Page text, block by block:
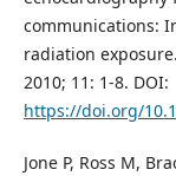
communications:
radiation
2010; 11: 1-8. DOI:
https://doi.org/
Jone P, Ross M,